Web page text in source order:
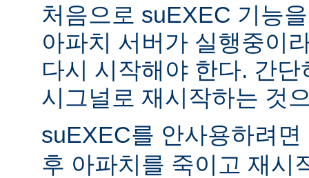
처음으로 suEXEC 기능
아파치 서버가 실행중이
다시 시작해야 한다. 간
시그널로 재시작하는 것
suEXEC를 안사용하려면
후 아파치를 죽이고 재시